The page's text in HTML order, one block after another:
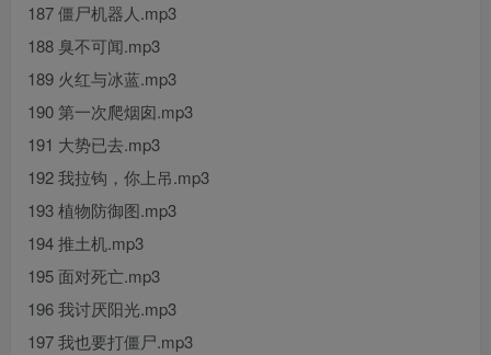
187 僵尸机器人.mp3
188 臭不可闻.mp3
189 火红与冰蓝.mp3
190 第一次爬烟囱.mp3
191 大势已去.mp3
192 我拉钩，你上吊.mp3
193 植物防御图.mp3
194 推土机.mp3
195 面对死亡.mp3
196 我讨厌阳光.mp3
197 我也要打僵尸.mp3